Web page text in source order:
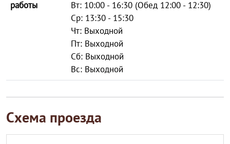
работы
Вт: 10:00 - 16:30 (Обед 12:00 - 12:30)
Ср: 13:30 - 15:30
Чт: Выходной
Пт: Выходной
Сб: Выходной
Вс: Выходной
Схема проезда